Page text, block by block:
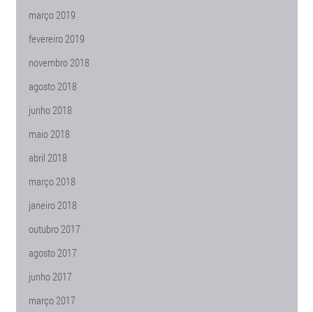
março 2019
fevereiro 2019
novembro 2018
agosto 2018
junho 2018
maio 2018
abril 2018
março 2018
janeiro 2018
outubro 2017
agosto 2017
junho 2017
março 2017